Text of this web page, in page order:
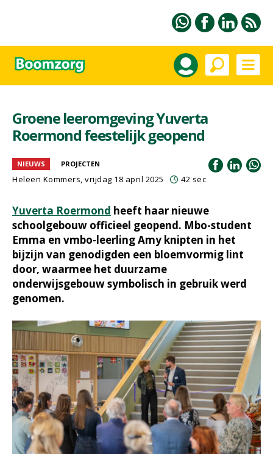
Groene leeromgeving Yuverta
Roermond feestelijk geopend
NIEUWS PROJECTEN
Heleen Kommers, vrijdag 18 april 2025 42 sec
Yuverta Roermond heeft haar nieuwe
schoolgebouw officieel geopend. Mbo-student
Emma en vmbo-leerling Amy knipten in het
bijzijn van genodigden een bloemvormig lint
door, waarmee het duurzame
onderwijsgebouw symbolisch in gebruik werd
genomen.